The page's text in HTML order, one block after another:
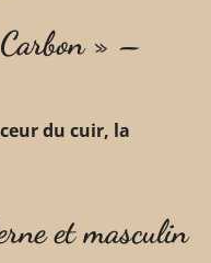
» –
du cuir, la
et masculin